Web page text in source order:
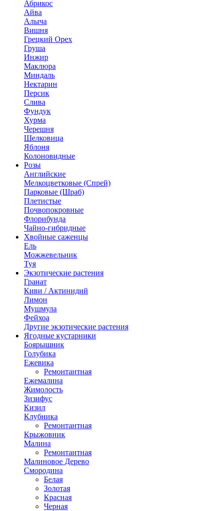
Абрикос
Айва
Алыча
Вишня
Грецкий Орех
Груша
Инжир
Маклюра
Миндаль
Нектарин
Персик
Слива
Фундук
Хурма
Черешня
Шелковица
Яблоня
Колоновидные
Розы
Английские
Мелкоцветковые (Спрей)
Парковые (Шраб)
Плетистые
Почвопокровные
Флорибунда
Чайно-гибридные
Хвойные саженцы
Ель
Можжевельник
Туя
Экзотические растения
Гранат
Киви / Актинидий
Лимон
Мушмула
Фейхоа
Другие экзотические растения
Ягодные кустарники
Боярышник
Голубика
Ежевика
Ремонтантная
Ежемалина
Жимолость
Зизифус
Кизил
Клубника
Ремонтантная
Крыжовник
Малина
Ремонтантная
Малиновое Дерево
Смородина
Белая
Золотая
Красная
Черная